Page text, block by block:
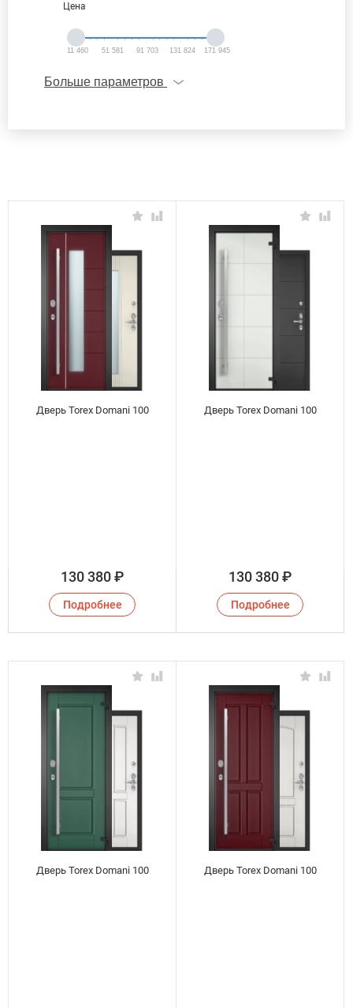
Цена
11 460 51 581 91 703 131 824 171 945
Больше параметров
Дверь Torex Domani 100
130 380₽
Подробнее
Дверь Torex Domani 100
130 380₽
Подробнее
Дверь Torex Domani 100 Дверь Torex Domani 100